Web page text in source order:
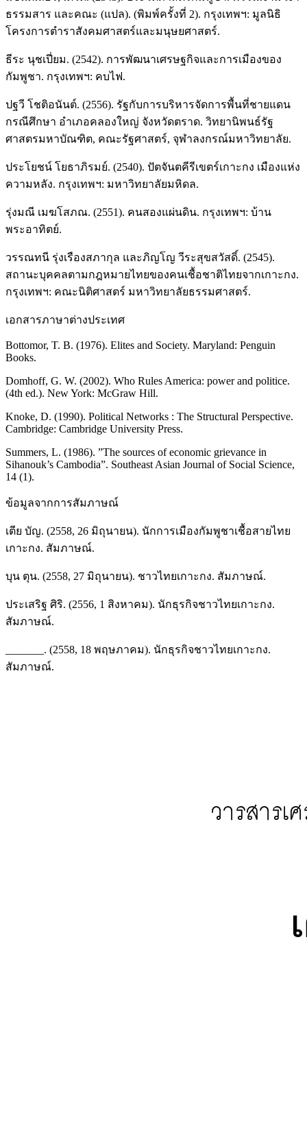
ธรรมสาร และคณะ (แปล). (พิมพ์ครั้งที่ 2). กรุงเทพฯ: มูลนิธิ
โครงการตำราสังคมศาสตร์และมนุษยศาสตร์.
ธีระ นุชเปี่ยม. (2542). การพัฒนาเศรษฐกิจและการเมืองของ
กัมพูชา. กรุงเทพฯ: คบไฟ.
ปฐวี โชติอนันต์. (2556). รัฐกับการบริหารจัดการพื้นที่ชายแดน
กรณีศึกษา อำเภอคลองใหญ่ จังหวัดตราด. วิทยานิพนธ์รัฐ
ศาสตรมหาบัณฑิต, คณะรัฐศาสตร์, จุฬาลงกรณ์มหาวิทยาลัย.
ประโยชน์ โยธาภิรมย์. (2540). ปัตจันตคีรีเขตร์เกาะกง เมืองแห่ง
ความหลัง. กรุงเทพฯ: มหาวิทยาลัยมหิดล.
รุ่งมณี เมฆโสภณ. (2551). คนสองแผ่นดิน. กรุงเทพฯ: บ้าน
พระอาทิตย์.
วรรณทนี รุ่งเรืองสภากุล และภิญโญ วีระสุขสวัสดิ์. (2545).
สถานะบุคคลตามกฎหมายไทยของคนเชื้อชาติไทยจากเกาะกง.
กรุงเทพฯ: คณะนิติศาสตร์ มหาวิทยาลัยธรรมศาสตร์.
เอกสารภาษาต่างประเทศ
Bottomor, T. B. (1976). Elites and Society. Maryland: Penguin
Books.
Domhoff, G. W. (2002). Who Rules America: power and politice.
(4th ed.). New York: McGraw Hill.
Knoke, D. (1990). Political Networks : The Structural Perspective.
Cambridge: Cambridge University Press.
Summers, L. (1986). ”The sources of economic grievance in
Sihanouk’s Cambodia”. Southeast Asian Journal of Social Science,
14 (1).
ข้อมูลจากการสัมภาษณ์
เตีย บัญ. (2558, 26 มิถุนายน). นักการเมืองกัมพูชาเชื้อสายไทย
เกาะกง. สัมภาษณ์.
บุน ตุน. (2558, 27 มิถุนายน). ชาวไทยเกาะกง. สัมภาษณ์.
ประเสริฐ ศิริ. (2556, 1 สิงหาคม). นักธุรกิจชาวไทยเกาะกง.
สัมภาษณ์.
_______. (2558, 18 พฤษภาคม). นักธุรกิจชาวไทยเกาะกง.
สัมภาษณ์.